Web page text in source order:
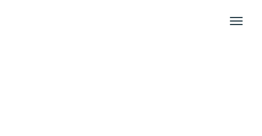
Toggle